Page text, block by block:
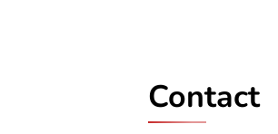
Contact